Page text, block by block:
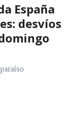
España
desvíos